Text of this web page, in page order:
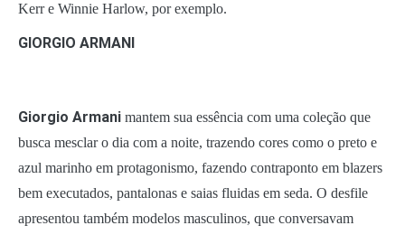
Kerr e Winnie Harlow, por exemplo.
GIORGIO ARMANI
Giorgio Armani mantem sua essência com uma coleção que
busca mesclar o dia com a noite, trazendo cores como o preto e
azul marinho em protagonismo, fazendo contraponto em blazers
bem executados, pantalonas e saias fluidas em seda. O desfile
apresentou também modelos masculinos, que conversavam